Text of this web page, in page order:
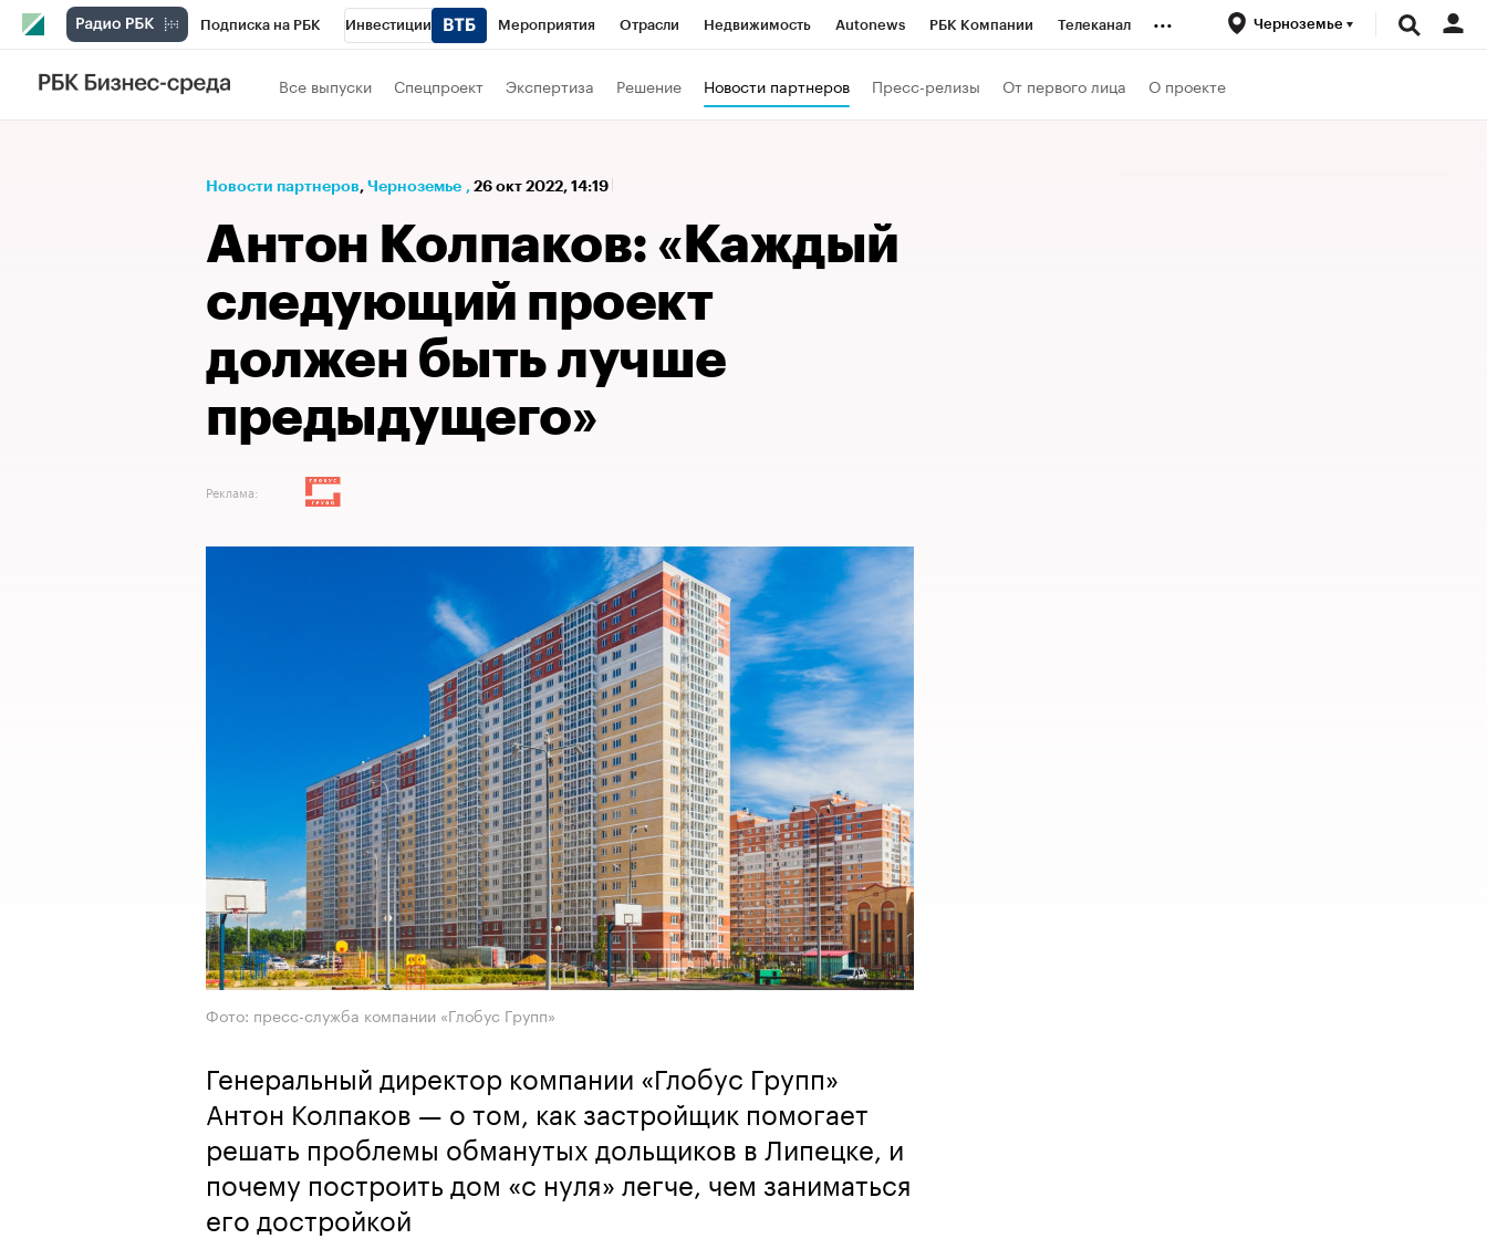
Подписка на РБК Инвестиции Мероприятия Отрасли Недвижимость Autonews РБК Компании Телеканал
РБК Вино
Проверка контрагентов Политика Технологии и медиа Финансы
... Черноземье
Все выпуски Спецпроект Экспертиза Решение Новости партнеров Пресс-релизы От первого лица О проекте
Новости партнеров⁠, Черноземье , 26 окт 2022, 14:19
Антон Колпаков: «Каждый
следующий проект
должен быть лучше
предыдущего»
Реклама:
Фото: пресс-служба компании «Глобус Групп»
Генеральный директор компании «Глобус Групп»
Антон Колпаков — о том, как застройщик помогает
решать проблемы обманутых дольщиков в Липецке, и
почему построить дом «с нуля» легче, чем заниматься
его достройкой